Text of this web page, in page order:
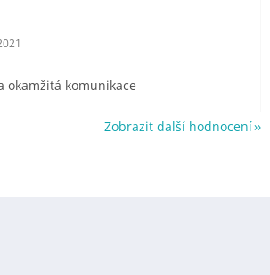
obchodu je 5 z 5 hvězdiček.
okamžitá komunikace
Zobrazit další hodnocení